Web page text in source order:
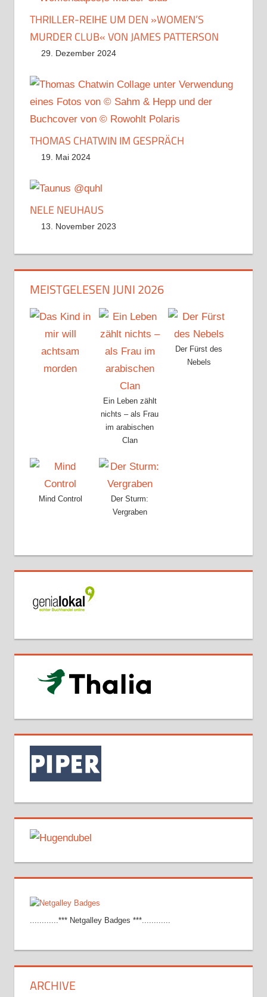
THRILLER-REIHE UM DEN »WOMEN’S
MURDER CLUB« VON JAMES PATTERSON
29. Dezember 2024
THOMAS CHATWIN IM GESPRÄCH
19. Mai 2024
NELE NEUHAUS
13. November 2023
MEISTGELESEN JUNI 2026
Ein Leben zählt
nichts – als Frau
im arabischen
Clan
Der Fürst des
Nebels
Mind Control
Der Sturm:
Vergraben
............*** Netgalley Badges ***............
ARCHIVE